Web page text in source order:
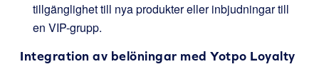
tillgänglighet till nya produkter eller inbjudningar till
en VIP-grupp.
Integration av belöningar med Yotpo Loyalty